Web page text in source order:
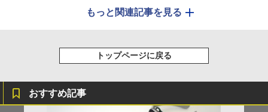
もっと関連記事を見る
トップページに戻る
おすすめ記事